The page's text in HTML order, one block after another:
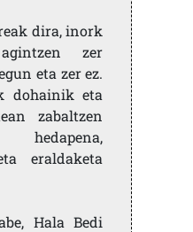
dira, inork
zer
eta zer ez.
dohainik eta
zabaltzen
eraldaketa
Hala Bedi